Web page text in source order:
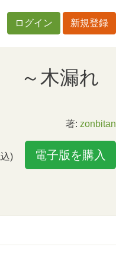
ログイン 新規登録
～木漏れ
著: zonbitan
) 電子版を購入